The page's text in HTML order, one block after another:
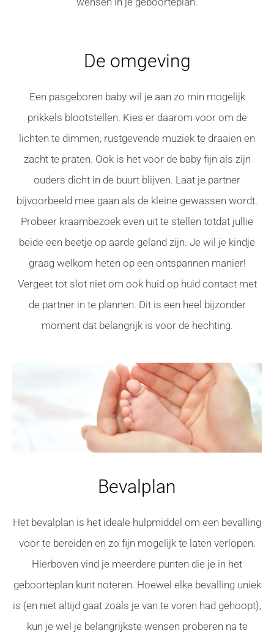
De omgeving
Een pasgeboren baby wil je aan zo min mogelijk
prikkels blootstellen. Kies er daarom voor om de
lichten te dimmen, rustgevende muziek te draaien en
zacht te praten. Ook is het voor de baby fijn als zijn
ouders dicht in de buurt blijven. Laat je partner
bijvoorbeeld mee gaan als de kleine gewassen wordt.
Probeer kraambezoek even uit te stellen totdat jullie
beide een beetje op aarde geland zijn. Je wil je kindje
graag welkom heten op een ontspannen manier!
Vergeet tot slot niet om ook huid op huid contact met
de partner in te plannen. Dit is een heel bijzonder
moment dat belangrijk is voor de hechting.
Bevalplan
Het bevalplan is het ideale hulpmiddel om een bevalling
voor te bereiden en zo fijn mogelijk te laten verlopen.
Hierboven vind je meerdere punten die je in het
geboorteplan kunt noteren. Hoewel elke bevalling uniek
is (en niet altijd gaat zoals je van te voren had gehoopt),
kun je wel je belangrijkste wensen proberen na te